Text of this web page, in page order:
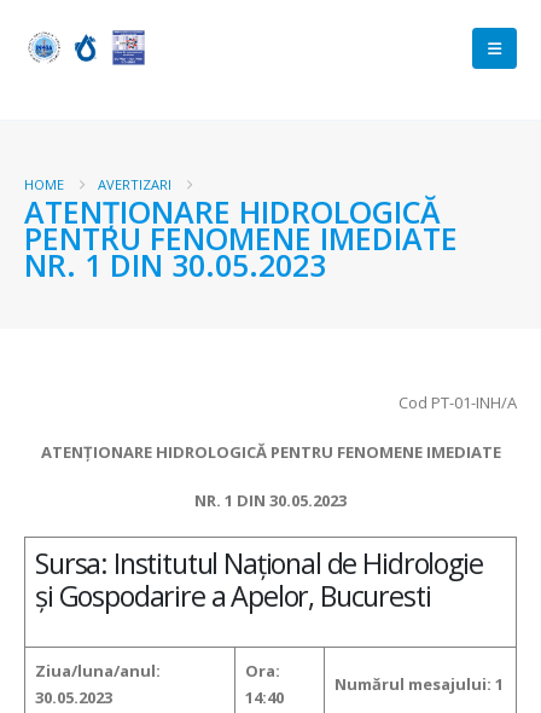
HOME AVERTIZARI
ATENŢIONARE HIDROLOGICĂ
PENTRU FENOMENE IMEDIATE
NR. 1 DIN 30.05.2023
Cod PT-01-INH/A
ATENŢIONARE HIDROLOGICĂ PENTRU FENOMENE IMEDIATE
NR. 1 DIN 30.05.2023
Sursa: Institutul Național de Hidrologie
și Gospodarire a Apelor, Bucuresti
Ziua/luna/anul:
30.05.2023
Ora:
14:40
Numărul mesajului: 1